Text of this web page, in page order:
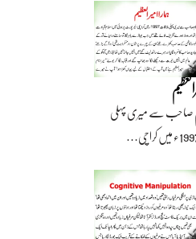
صاحب سے میری پہلی